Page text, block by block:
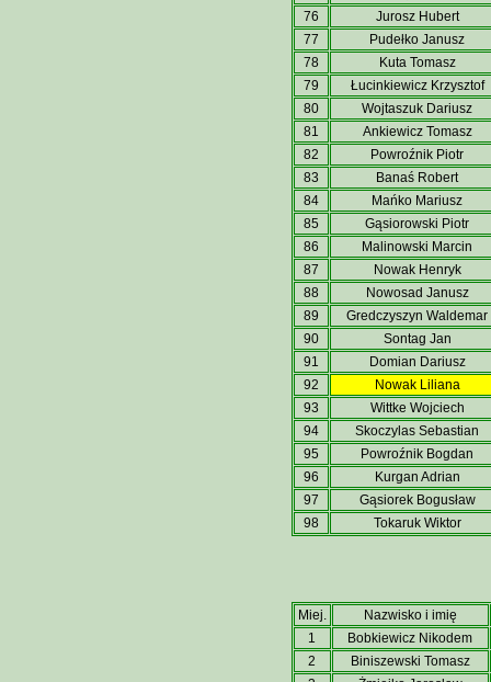
76
Jurosz Hubert
77
Pudełko Janusz
78
Kuta Tomasz
79
Łucinkiewicz Krzysztof
80
Wojtaszuk Dariusz
81
Ankiewicz Tomasz
82
Powroźnik Piotr
83
Banaś Robert
84
Mańko Mariusz
85
Gąsiorowski Piotr
86
Malinowski Marcin
87
Nowak Henryk
88
Nowosad Janusz
89
Gredczyszyn Waldemar
90
Sontag Jan
91
Domian Dariusz
92
Nowak Liliana
93
Wittke Wojciech
94
Skoczylas Sebastian
95
Powroźnik Bogdan
96
Kurgan Adrian
97
Gąsiorek Bogusław
98
Tokaruk Wiktor
Miej.
Nazwisko i imię
1
Bobkiewicz Nikodem
2
Biniszewski Tomasz